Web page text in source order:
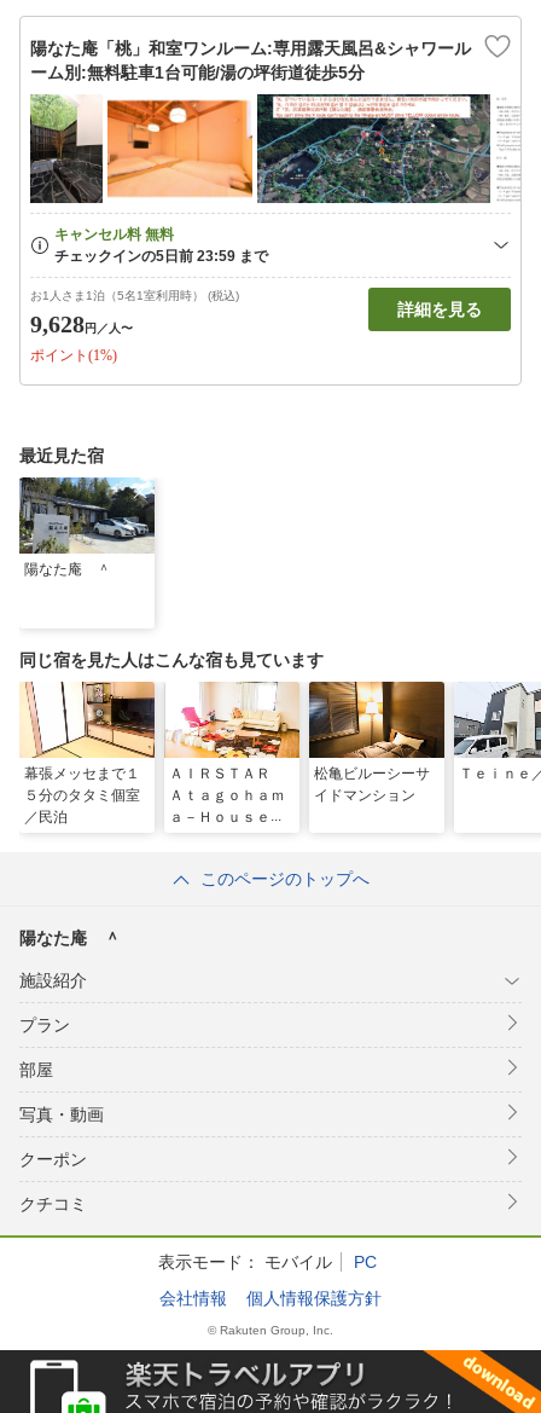
陽なた庵「桃」和室ワンルーム:専用露天風呂&シャワール
ーム別:無料駐車1台可能/湯の坪街道徒歩5分
お1人さま1泊（5名1室利用時） (税込)
9,628円 ／人〜
ポイント(1%)
詳細を見る
最近見た宿
陽なた庵 ＾
同じ宿を見た人はこんな宿も見ています
幕張メッセまで１
５分のタタミ個室
／民泊
ＡＩＲＳＴＡＲ
Ａｔａｇｏｈａｍ
ａ－Ｈｏｕｓｅ／
松亀ビルーシーサ
イドマンション
Ｔｅｉｎｅ
このページのトップへ
陽なた庵 ＾
施設紹介
プラン
部屋
写真・動画
クーポン
クチコミ
表示モード： モバイル
PC
会社情報
個人情報保護方針
© Rakuten Group, Inc.